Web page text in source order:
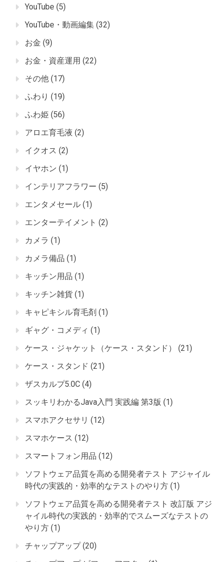
YouTube (5)
YouTube・動画編集 (32)
お金 (9)
お金・資産運用 (22)
その他 (17)
ふわり (19)
ふわ姫 (56)
アロエ育毛液 (2)
イクオス (2)
イヤホン (1)
インテリアフラワー (5)
エンタメセール (1)
エンターテイメント (2)
カメラ (1)
カメラ備品 (1)
キッチン用品 (1)
キッチン雑貨 (1)
キャピキシル育毛剤 (1)
ギャグ・コメディ (1)
ケース・ジャケット（ケース・スタンド）
(21)
ケース・スタンド (21)
ザスカルプ5.0C (4)
スッキリわかるJava入門 実践編 第3版 (1)
スマホアクセサリ (12)
スマホケース (12)
スマートフォン用品 (12)
ソフトウェア品質を高める開発者テスト アジャイル
時代の実践的・効率的なテストのやり方 (1)
ソフトウェア品質を高める開発者テスト 改訂版 アジ
ャイル時代の実践的・効率的でスムーズなテストの
やり方 (1)
チャップアップ(20)